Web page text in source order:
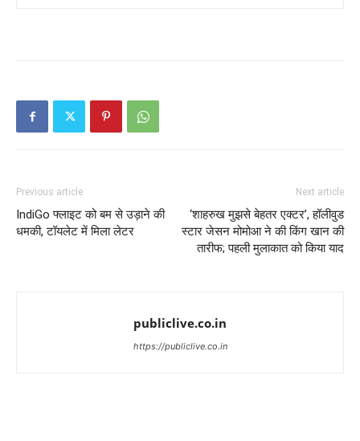
Previous article
IndiGo फ्लाइट को बम से उड़ाने की
धमकी, टॉयलेट में मिला लेटर
Next article
‘शाहरुख मुझसे बेहतर एक्टर’, हॉलीवुड
स्टार जेसन मोमोआ ने की किंग खान की
तारीफ; पहली मुलाकात को किया याद
publiclive.co.in
https://publiclive.co.in